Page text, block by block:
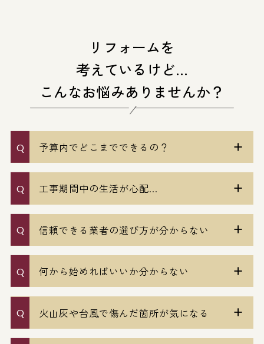
リフォームを
考えているけど…
こんなお悩みありませんか？
予算内でどこまでできるの？
工事期間中の生活が心配...
信頼できる業者の選び方が分からない
何から始めればいいか分からない
火山灰や台風で傷んだ箇所が気になる